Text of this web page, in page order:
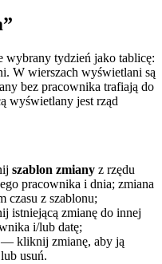
wybrany tydzień jako tablicę:
W wierszach wyświetlani są
bez pracownika trafiają do
wyświetlany jest rząd
szablon zmiany z rzędu
pracownika i dnia; zmiana
czasu z szablonu;
istniejącą zmianę do innej
i/lub datę;
— kliknij zmianę, aby ją
usuń.